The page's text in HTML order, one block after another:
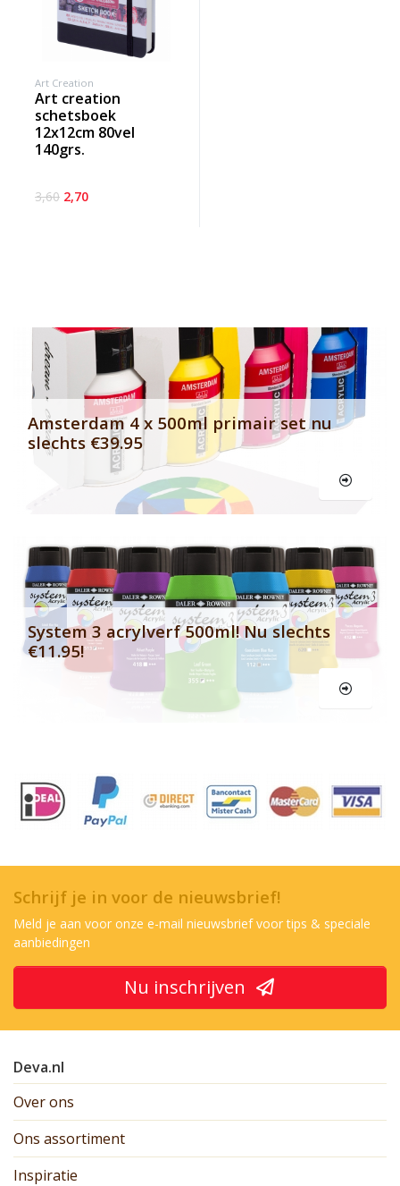
Art Creation
art creation
schetsboek
12x12cm 80vel
140grs.
3,60 2,70
Banner row 2
Amsterdam 4 x 500ml primair set nu
slechts €39.95
System 3 acrylverf 500ml! Nu slechts
€11.95!
Schrijf je in voor de nieuwsbrief!
Meld je aan voor onze e-mail nieuwsbrief voor tips & speciale
aanbiedingen
Nu inschrijven
Deva.nl
Over ons
Ons assortiment
Inspiratie